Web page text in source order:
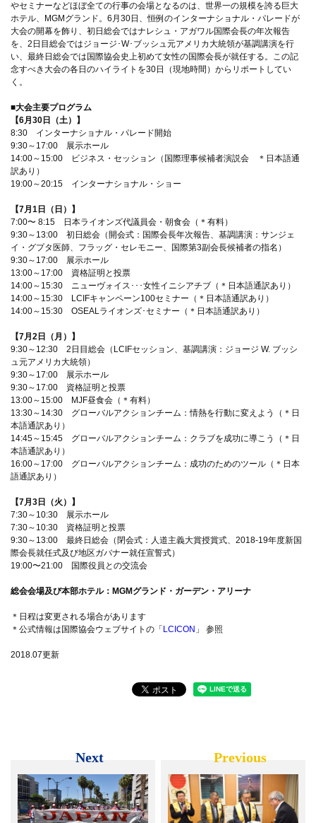
やセミナーなどほぼ全ての行事の会場となるのは、世界一の規模を誇る巨大
ホテル、MGMグランド。6月30日、恒例のインターナショナル・パレードが
大会の開幕を飾り、初日総会ではナレシュ・アガワル国際会長の年次報告
を、2日目総会ではジョージ･W･ブッシュ元アメリカ大統領が基調講演を行
い、最終日総会では国際協会史上初めて女性の国際会長が就任する。この記
念すべき大会の各日のハイライトを30日（現地時間）からリポートしてい
く。
■大会主要プログラム
【6月30日（土）】
8:30 インターナショナル・パレード開始
9:30～17:00 展示ホール
14:00～15:00 ビジネス・セッション（国際理事候補者演説会 ＊日本語通
訳あり）
19:00～20:15 インターナショナル・ショー
【7月1日（日）】
7:00〜 8:15 日本ライオンズ代議員会・朝食会（＊有料）
9:30～13:00 初日総会（開会式：国際会長年次報告、基調講演：サンジェ
イ・グプタ医師、フラッグ・セレモニー、国際第3副会長候補者の指名）
9:30～17:00 展示ホール
13:00～17:00 資格証明と投票
14:00～15:30 ニューヴォイス･･･女性イニシアチブ（＊日本語通訳あり）
14:00～15:30 LCIFキャンペーン100セミナー（＊日本語通訳あり）
14:00～15:30 OSEALライオンズ･セミナー（＊日本語通訳あり）
【7月2日（月）】
9:30～12:30 2日目総会（LCIFセッション、基調講演：ジョージ W. ブッシ
ュ元アメリカ大統領）
9:30～17:00 展示ホール
9:30～17:00 資格証明と投票
13:00～15:00 MJF昼食会（＊有料）
13:30～14:30 グローバルアクションチーム：情熱を行動に変えよう（＊日
本語通訳あり）
14:45～15:45 グローバルアクションチーム：クラブを成功に導こう（＊日
本語通訳あり）
16:00～17:00 グローバルアクションチーム：成功のためのツール（＊日本
語通訳あり）
【7月3日（火）】
7:30～10:30 展示ホール
7:30～10:30 資格証明と投票
9:30～13:00 最終日総会（閉会式：人道主義大賞授賞式、2018-19年度新国
際会長就任式及び地区ガバナー就任宣誓式）
19:00〜21:00 国際役員との交流会
総会会場及び本部ホテル：MGMグランド・ガーデン・アリーナ
＊日程は変更される場合があります
＊公式情報は国際協会ウェブサイトの「 LCICON 」 参照
2018.07更新
Next Previous